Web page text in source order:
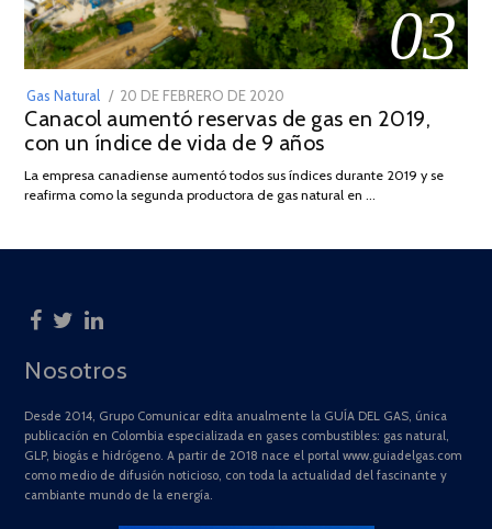
03
Gas Natural
POSTED
ON
20 DE FEBRERO DE 2020
DE
JULIO
2025
Canacol aumentó reservas de gas en 2019,
con un índice de vida de 9 años
La empresa canadiense aumentó todos sus índices durante 2019 y se
reafirma como la segunda productora de gas natural en …
Nosotros
Desde 2014, Grupo Comunicar edita anualmente la GUÍA DEL GAS, única
publicación en Colombia especializada en gases combustibles: gas natural,
GLP, biogás e hidrógeno. A partir de 2018 nace el portal www.guiadelgas.com
como medio de difusión noticioso, con toda la actualidad del fascinante y
cambiante mundo de la energía.